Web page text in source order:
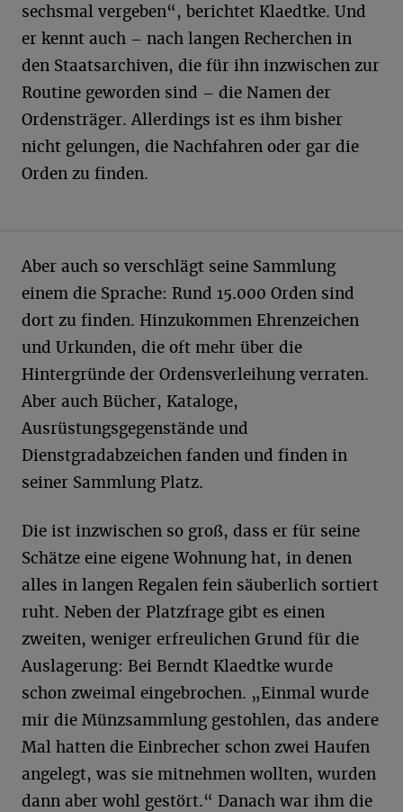
sechsmal vergeben“, berichtet Klaedtke. Und
er kennt auch – nach langen Recherchen in
den Staatsarchiven, die für ihn inzwischen zur
Routine geworden sind ­– die Namen der
Ordensträger. Allerdings ist es ihm bisher
nicht gelungen, die Nachfahren oder gar die
Orden zu finden.
Aber auch so verschlägt seine Sammlung
einem die Sprache: Rund 15.000 Orden sind
dort zu finden. Hinzukommen Ehrenzeichen
und Urkunden, die oft mehr über die
Hintergründe der Ordensverleihung verraten.
Aber auch Bücher, Kataloge,
Ausrüstungsgegenstände und
Dienstgradabzeichen fanden und finden in
seiner Sammlung Platz.
Die ist inzwischen so groß, dass er für seine
Schätze eine eigene Wohnung hat, in denen
alles in langen Regalen fein säuberlich sortiert
ruht. Neben der Platzfrage gibt es einen
zweiten, weniger erfreulichen Grund für die
Auslagerung: Bei Berndt Klaedtke wurde
schon zweimal eingebrochen. „Einmal wurde
mir die Münzsammlung gestohlen, das andere
Mal hatten die Einbrecher schon zwei Haufen
angelegt, was sie mitnehmen wollten, wurden
dann aber wohl gestört.“ Danach war ihm die